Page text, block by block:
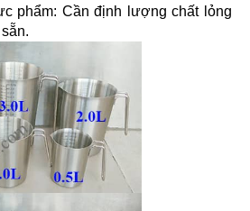
phẩm: Cần định lượng chất lỏng